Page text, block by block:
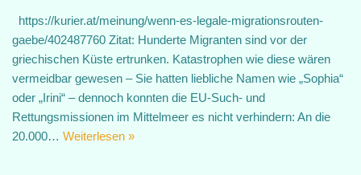
https://kurier.at/meinung/wenn-es-legale-migrationsrouten-
gaebe/402487760 Zitat: Hunderte Migranten sind vor der
griechischen Küste ertrunken. Katastrophen wie diese wären
vermeidbar gewesen – Sie hatten liebliche Namen wie „Sophia“
oder „Irini“ – dennoch konnten die EU-Such- und
Rettungsmissionen im Mittelmeer es nicht verhindern: An die
20.000… Weiterlesen »